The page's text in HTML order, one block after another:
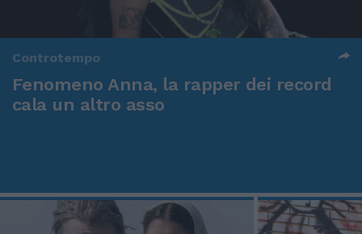
Controtempo
Fenomeno Anna, la rapper dei record
cala un altro asso